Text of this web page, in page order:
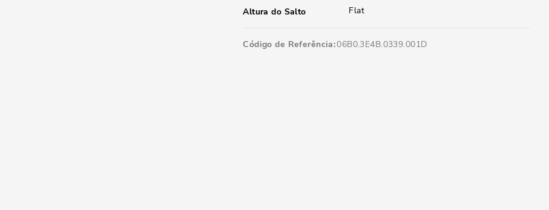
Altura do Salto Flat
Código de Referência 06B0.3E4B.0339.001D